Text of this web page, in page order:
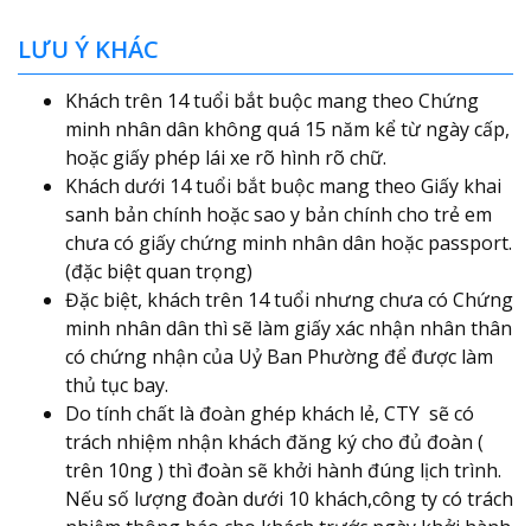
LƯU Ý KHÁC
Khách trên 14 tuổi bắt buộc mang theo Chứng
minh nhân dân không quá 15 năm kể từ ngày cấp,
hoặc giấy phép lái xe rõ hình rõ chữ.
Khách dưới 14 tuổi bắt buộc mang theo Giấy khai
sanh bản chính hoặc sao y bản chính cho trẻ em
chưa có giấy chứng minh nhân dân hoặc passport.
(đặc biệt quan trọng)
Đặc biệt, khách trên 14 tuổi nhưng chưa có Chứng
minh nhân dân thì sẽ làm giấy xác nhận nhân thân
có chứng nhận của Uỷ Ban Phường để được làm
thủ tục bay.
Do tính chất là đoàn ghép khách lẻ, CTY sẽ có
trách nhiệm nhận khách đăng ký cho đủ đoàn (
trên 10ng ) thì đoàn sẽ khởi hành đúng lịch trình.
Nếu số lượng đoàn dưới 10 khách,công ty có trách